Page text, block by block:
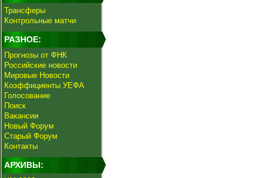
Трансферы
Контрольные матчи
РАЗНОЕ:
Прогнозы от ФНК
Российские новости
Мировые Новости
Коэффициенты УЕФА
Голосование
Поиск
Вакансии
Новый Форум
Старый Форум
Контакты
АРХИВЫ: